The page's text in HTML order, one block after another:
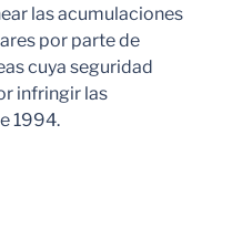
las acumulaciones
por parte de
cuya seguridad
infringir las
1994.